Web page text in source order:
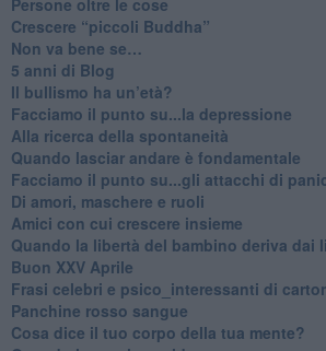
​Crescere “piccoli Buddha”
Non va bene se…
​5 anni di Blog
​Il bullismo ha un’età?
Facciamo il punto su...la depressione
​Alla ricerca della spontaneità
​Quando lasciar andare è fondamentale
Facciamo il punto su...gli attacchi di
Di amori, maschere e ruoli
​Amici con cui crescere insieme
​Quando la libertà del bambino deriva dai
Buon XXV Aprile
​Frasi celebri e psico_interessanti di
​Panchine rosso sangue
​Cosa dice il tuo corpo della tua mente?